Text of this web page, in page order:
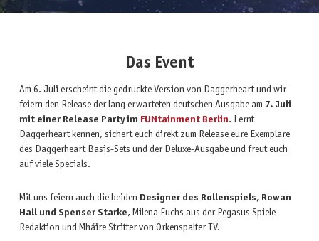
Das Event
Am 6. Juli erscheint die gedruckte Version von Daggerheart und wir
feiern den Release der lang erwarteten deutschen Ausgabe am 7. Juli
mit einer Release Party im FUNtainment Berlin. Lernt
Daggerheart kennen, sichert euch direkt zum Release eure Exemplare
des Daggerheart Basis-Sets und der Deluxe-Ausgabe und freut euch
auf viele Specials.
Mit uns feiern auch die beiden Designer des Rollenspiels, Rowan
Hall und Spenser Starke, Milena Fuchs aus der Pegasus Spiele
Redaktion und Mháire Stritter von Orkenspalter TV.